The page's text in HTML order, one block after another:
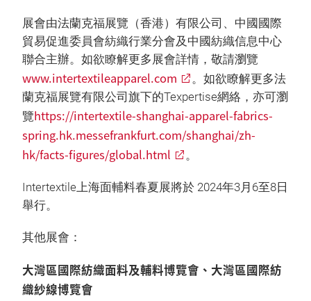
展會由法蘭克福展覽（香港）有限公司、中國國際
貿易促進委員會紡織行業分會及中國紡織信息中心
聯合主辦。如欲瞭解更多展會詳情，敬請瀏覽
www.intertextileapparel.com
。如欲瞭解更多法
蘭克福展覽有限公司旗下的Texpertise網絡，亦可瀏
覽https://intertextile-shanghai-apparel-fabrics-
spring.hk.messefrankfurt.com/shanghai/zh-
hk/facts-figures/global.html
。
Intertextile上海面輔料春夏展將於 2024年3月6至8日
舉行。
其他展會：
大灣區國際紡織面料及輔料博覽會、大灣區國際紡
織紗線博覽會